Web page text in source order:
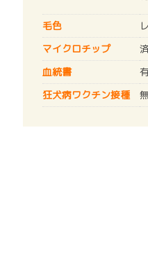
毛色
マイクロチップ
血統書
有
狂犬病ワクチン接種 無